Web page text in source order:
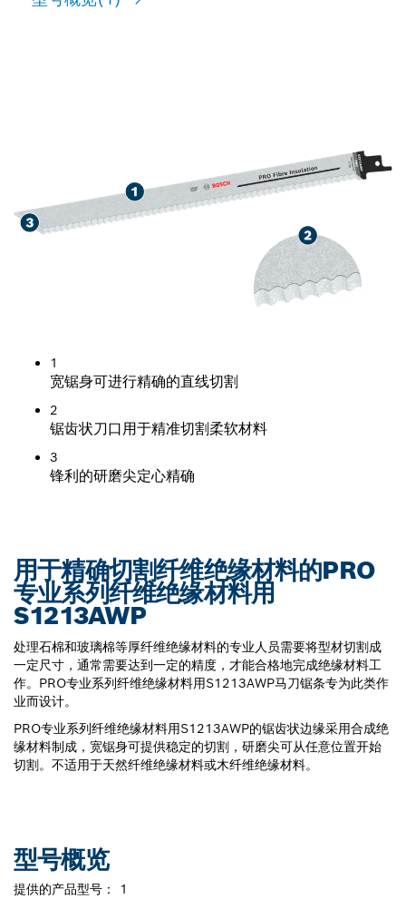
1
宽锯身可进行精确的直线切割
2
锯齿状刀口用于精准切割柔软材料
3
锋利的研磨尖定心精确
用于精确切割纤维绝缘材料的PRO
专业系列纤维绝缘材料用
S1213AWP
处理石棉和玻璃棉等厚纤维绝缘材料的专业人员需要将型材切割成
一定尺寸，通常需要达到一定的精度，才能合格地完成绝缘材料工
作。PRO专业系列纤维绝缘材料用S1213AWP马刀锯条专为此类作
业而设计。
PRO专业系列纤维绝缘材料用S1213AWP的锯齿状边缘采用合成绝
缘材料制成，宽锯身可提供稳定的切割，研磨尖可从任意位置开始
切割。不适用于天然纤维绝缘材料或木纤维绝缘材料。
型号概览
提供的产品型号： 1